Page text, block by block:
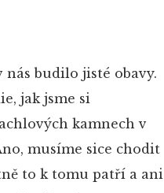
nás budilo jisté obavy.
jak jsme si
kamnech v
musíme sice chodit
to k tomu patří a ani